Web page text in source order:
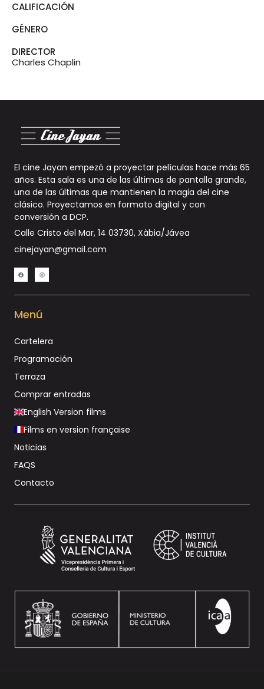
CALIFICACIÓN
GÉNERO
DIRECTOR
Charles Chaplin
El cine Jayan empezó a proyectar películas hace más 65
años. Esta sala es una de las últimas de pantalla grande,
una de las últimas que mantienen la magia del cine
clásico. Proyectamos en formato digital y con
conversión a DCP.
Calle Cristo del Mar, 14 03730, Xàbia/Jávea
cinejayan@gmail.com
Menú
Cartelera
Programación
Terraza
Comprar entradas
English Version films
Films en version française
Noticias
FAQS
Contacto